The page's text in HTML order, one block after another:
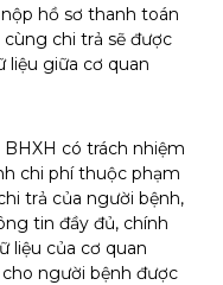
hồ sơ thanh toán
chi trả sẽ được
giữa cơ quan
có trách nhiệm
chi phí thuộc phạm
trả của người bệnh,
tin đầy đủ, chính
liệu của cơ quan
người bệnh được